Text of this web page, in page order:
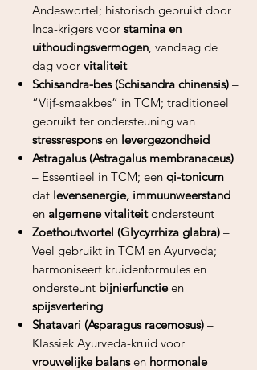
Andeswortel; historisch gebruikt door
Inca-krigers voor stamina en
uithoudingsvermogen, vandaag de
dag voor vitaliteit
Schisandra-bes (Schisandra chinensis) –
“Vijf-smaakbes” in TCM; traditioneel
gebruikt ter ondersteuning van
stressresponsen levergezondheid
Astragalus (Astragalus membranaceus)
– Essentieel in TCM; een qi-tonicum
dat levensenergie, immuunweerstand
en algemene vitaliteitondersteunt
Zoethoutwortel (Glycyrrhiza glabra) –
Veel gebruikt in TCM en Ayurveda;
harmoniseert kruidenformules en
ondersteunt bijnierfunctieen
spijsvertering
Shatavari (Asparagus racemosus) –
Klassiek Ayurveda-kruid voor
vrouwelijke balansen hormonale